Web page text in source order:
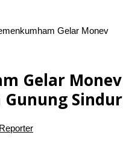
Gelar Monev
Gelar Monev
Sindur